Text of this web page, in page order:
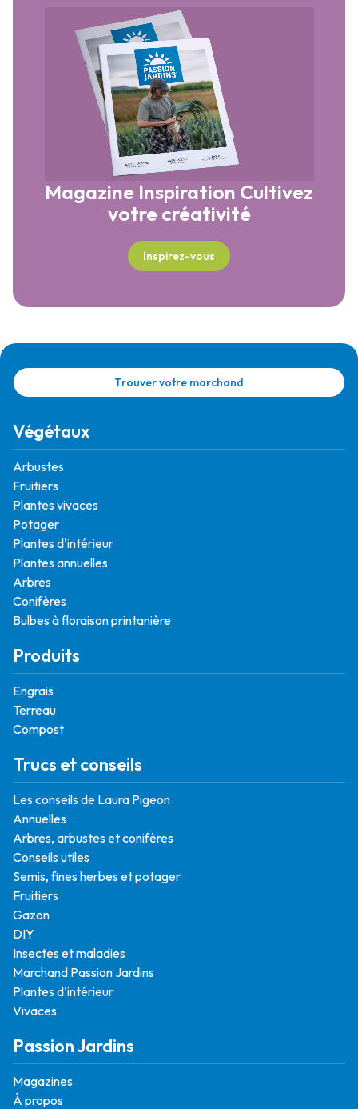
Magazine Inspiration Cultivez
votre créativité
Inspirez-vous
Trouver votre marchand
Végétaux
Arbustes
Fruitiers
Plantes vivaces
Potager
Plantes d'intérieur
Plantes annuelles
Arbres
Conifères
Bulbes à floraison printanière
Produits
Engrais
Terreau
Compost
Trucs et conseils
Les conseils de Laura Pigeon
Annuelles
Arbres, arbustes et conifères
Conseils utiles
Semis, fines herbes et potager
Fruitiers
Gazon
DIY
Insectes et maladies
Marchand Passion Jardins
Plantes d'intérieur
Vivaces
Passion Jardins
Magazines
À propos